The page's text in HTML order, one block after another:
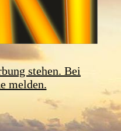
stehen. Bei
melden.